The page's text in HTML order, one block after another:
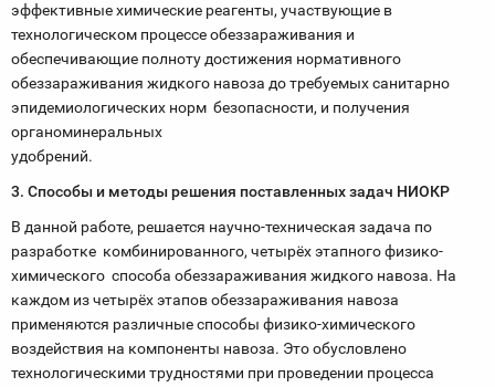
эффективные химические реагенты, участвующие в
технологическом процессе обеззараживания и
обеспечивающие полноту достижения нормативного
обеззараживания жидкого навоза до требуемых санитарно
эпидемиологических норм безопасности, и получения
органоминеральных
удобрений.
3. Способы и методы решения поставленных задач НИОКР
В данной работе, решается научно-техническая задача по
разработке комбинированного, четырёх этапного физико-
химического способа обеззараживания жидкого навоза. На
каждом из четырёх этапов обеззараживания навоза
применяются различные способы физико-химического
воздействия на компоненты навоза. Это обусловлено
технологическими трудностями при проведении процесса